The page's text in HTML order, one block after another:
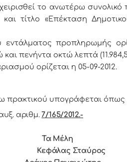
το ανωτέρω
τίτλο «Επέκταση
προπληρωμής
πενήντα οκτώ λεπτά
ορίζεται η 05-09-2012.
πρακτικoύ υπoγράφεται όπως
αριθμ.7/165/2012.-
Τα Μέλη
Κεφάλας Σταύρος